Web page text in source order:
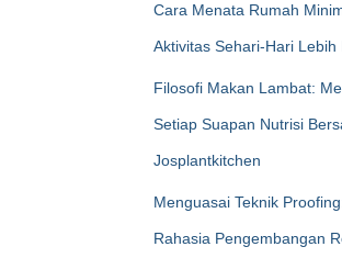
Cara Menata Rumah
Aktivitas Sehari-Hari Lebih
Filosofi Makan Lambat:
Setiap Suapan Nutrisi
Josplantkitchen
Menguasai Teknik
Rahasia Pengembangan